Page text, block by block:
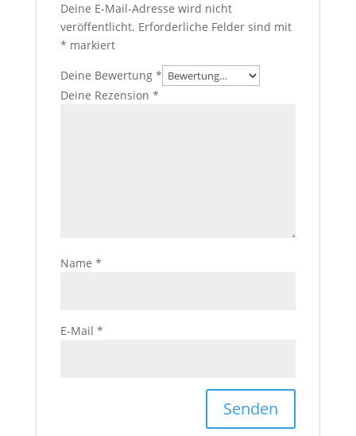
Deine E-Mail-Adresse wird nicht
veröffentlicht. Erforderliche Felder sind mit
* markiert
Deine Bewertung *
Deine Rezension *
Name *
E-Mail *